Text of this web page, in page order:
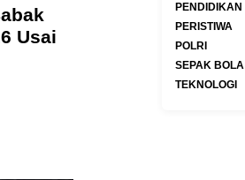
Usai
PENDIDIKAN
PERISTIWA
POLRI
SEPAK BOLA
TEKNOLOGI